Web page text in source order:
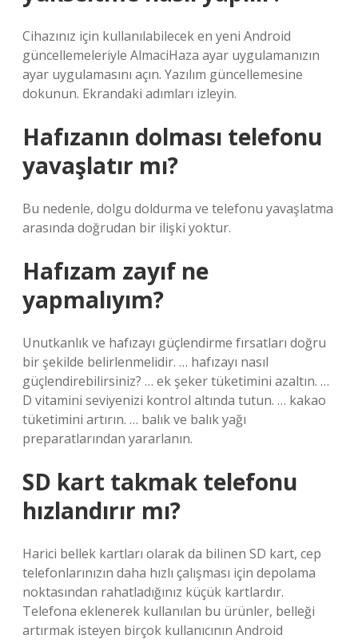
Cihazınız için kullanılabilecek en yeni Android
güncellemeleriyle AlmaciHaza ayar uygulamanızın
ayar uygulamasını açın. Yazılım güncellemesine
dokunun. Ekrandaki adımları izleyin.
Hafızanın dolması telefonu
yavaşlatır mı?
Bu nedenle, dolgu doldurma ve telefonu yavaşlatma
arasında doğrudan bir ilişki yoktur.
Hafızam zayıf ne
yapmalıyım?
Unutkanlık ve hafızayı güçlendirme fırsatları doğru
bir şekilde belirlenmelidir. … hafızayı nasıl
güçlendirebilirsiniz? … ek şeker tüketimini azaltın. …
D vitamini seviyenizi kontrol altında tutun. … kakao
tüketimini artırın. … balık ve balık yağı
preparatlarından yararlanın.
SD kart takmak telefonu
hızlandırır mı?
Harici bellek kartları olarak da bilinen SD kart, cep
telefonlarınızın daha hızlı çalışması için depolama
noktasından rahatladığınız küçük kartlardır.
Telefona eklenerek kullanılan bu ürünler, belleği
artırmak isteyen birçok kullanıcının Android